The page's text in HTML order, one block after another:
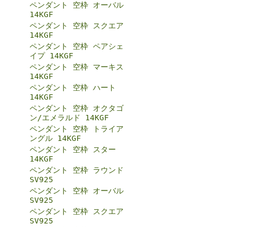
ペンダント 空枠 オーバル
14KGF
ペンダント 空枠 スクエア
14KGF
ペンダント 空枠 ペアシェ
イプ 14KGF
ペンダント 空枠 マーキス
14KGF
ペンダント 空枠 ハート
14KGF
ペンダント 空枠 オクタゴ
ン/エメラルド 14KGF
ペンダント 空枠 トライア
ングル 14KGF
ペンダント 空枠 スター
14KGF
ペンダント 空枠 ラウンド
SV925
ペンダント 空枠 オーバル
SV925
ペンダント 空枠 スクエア
SV925